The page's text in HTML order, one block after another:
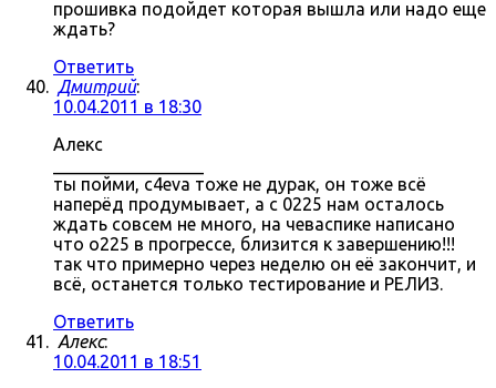
прошивка подойдет которая вышла или надо еще
ждать?
Ответить
Дмитрий:
10.04.2011 в 18:30
Алекс
ты пойми, c4eva тоже не дурак, он тоже всё
наперёд продумывает, а с 0225 нам осталось
ждать совсем не много, на чеваспике написано
что о225 в прогрессе, близится к завершению!!!
так что примерно через неделю он её закончит, и
всё, останется только тестирование и РЕЛИЗ.
Ответить
Алекс:
10.04.2011 в 18:51